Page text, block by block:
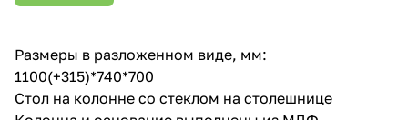
Размеры в разложенном виде, мм:
1100(+315)*740*700
Стол на колонне со стеклом на столешнице